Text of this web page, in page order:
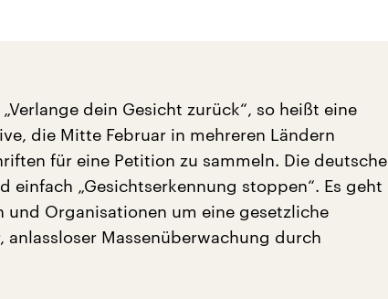
„Verlange dein Gesicht zurück“, so heißt eine
die Mitte Februar in mehreren Ländern
für eine Petition zu sammeln. Die deutsche
einfach „Gesichtserkennung stoppen“. Es geht
und Organisationen um eine gesetzliche
Massenüberwachung durch